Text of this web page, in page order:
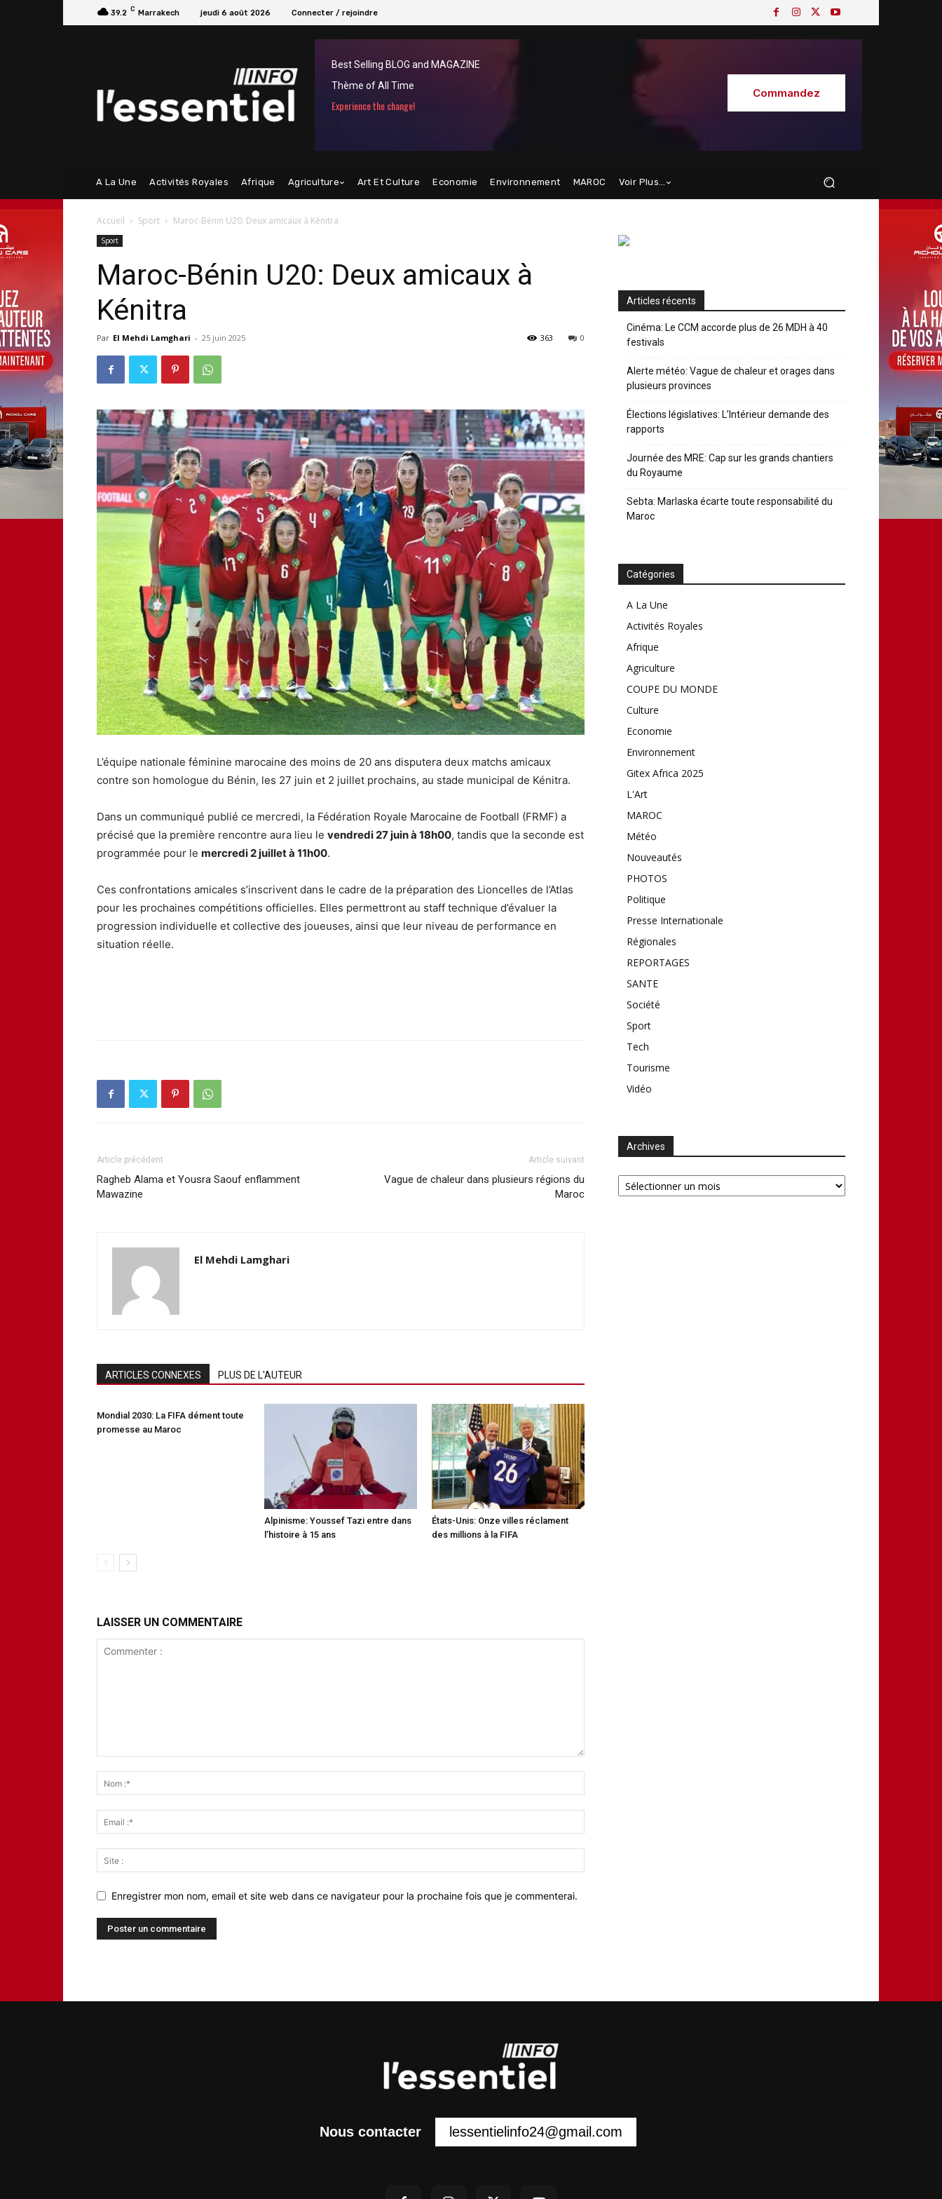
39.2 C Marrakech jeudi 6 août 2026 Connecter / rejoindre
Best Selling BLOG and MAGAZINE
Thème of All Time
Experience the change!
Commandez
A La Une Activités Royales Afrique Agriculture Art Et Culture Economie Environnement MAROC Voir Plus…
Accueil Sport Maroc-Bénin U20: Deux amicaux à Kénitra
Sport
Maroc-Bénin U20: Deux amicaux à
Kénitra
Par El Mehdi Lamghari - 25 juin 2025 0
363
L’équipe nationale féminine marocaine des moins de 20 ans disputera deux matchs amicaux
contre son homologue du Bénin, les 27 juin et 2 juillet prochains, au stade municipal de Kénitra.
Dans un communiqué publié ce mercredi, la Fédération Royale Marocaine de Football (FRMF) a
précisé que la première rencontre aura lieu le vendredi 27 juin à 18h00, tandis que la seconde est
programmée pour le mercredi 2 juillet à 11h00.
Ces confrontations amicales s’inscrivent dans le cadre de la préparation des Lioncelles de l’Atlas
pour les prochaines compétitions officielles. Elles permettront au staff technique d’évaluer la
progression individuelle et collective des joueuses, ainsi que leur niveau de performance en
situation réelle.
Article précédent
Ragheb Alama et Yousra Saouf enflamment
Mawazine
Article suivant
Vague de chaleur dans plusieurs régions du
Maroc
El Mehdi Lamghari
ARTICLES CONNEXES PLUS DE L'AUTEUR
Mondial 2030: La FIFA dément toute
promesse au Maroc
Alpinisme: Youssef Tazi entre dans
l’histoire à 15 ans
États-Unis: Onze villes réclament
des millions à la FIFA
LAISSER UN COMMENTAIRE
Enregistrer mon nom, email et site web dans ce navigateur pour la prochaine fois que je commenterai.
Articles récents
Cinéma: Le CCM accorde plus de 26 MDH à 40
festivals
Alerte météo: Vague de chaleur et orages dans
plusieurs provinces
Élections législatives: L’Intérieur demande des
rapports
Journée des MRE: Cap sur les grands chantiers
du Royaume
Sebta: Marlaska écarte toute responsabilité du
Maroc
Catégories
A La Une
Activités Royales
Afrique
Agriculture
COUPE DU MONDE
Culture
Economie
Environnement
Gitex Africa 2025
L'Art
MAROC
Météo
Nouveautés
PHOTOS
Politique
Presse Internationale
Régionales
REPORTAGES
SANTE
Société
Sport
Tech
Tourisme
Vidéo
Archives
Archives
Nous contacter lessentielinfo24@gmail.com